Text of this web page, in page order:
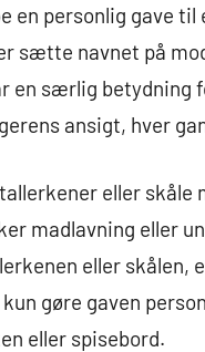
en personlig gave
sætte navnet på
en særlig betydning
ansigt, hver
eller
madlavning eller
eller skålen,
gøre gaven
eller spisebord.